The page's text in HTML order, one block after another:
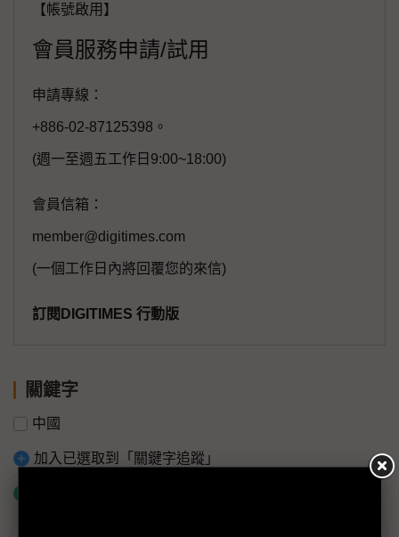
【帳號啟用】
會員服務申請/試用
申請專線：
+886-02-87125398。
(週一至週五工作日9:00~18:00)
會員信箱：
member@digitimes.com
(一個工作日內將回覆您的來信)
訂閱DIGITIMES 行動版
關鍵字
中國
加入已選取到「關鍵字追蹤」